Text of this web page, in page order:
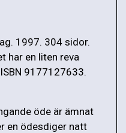
1997. 304 sidor.
har en liten reva
9177127633.
öde är ämnat
en ödesdiger natt